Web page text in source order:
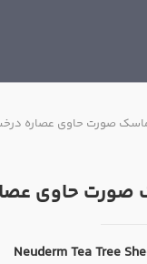
صورت حاوی عصاره
حاوی
Neuderm Tea Tree